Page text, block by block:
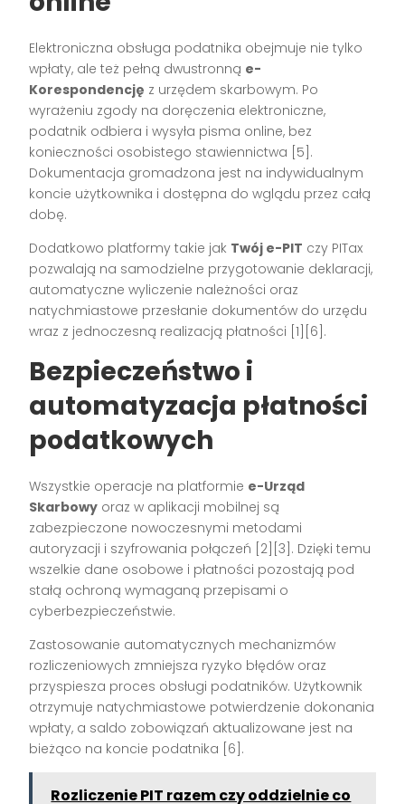
Elektroniczna obsługa podatnika obejmuje nie tylko
wpłaty, ale też pełną dwustronną e-
Korespondencję z urzędem skarbowym. Po
wyrażeniu zgody na doręczenia elektroniczne,
podatnik odbiera i wysyła pisma online, bez
konieczności osobistego stawiennictwa [5] .
Dokumentacja gromadzona jest na indywidualnym
koncie użytkownika i dostępna do wglądu przez całą
dobę.
Dodatkowo platformy takie jak Twój e-PIT czy PITax
pozwalają na samodzielne przygotowanie deklaracji,
automatyczne wyliczenie należności oraz
natychmiastowe przesłanie dokumentów do urzędu
wraz z jednoczesną realizacją płatności [1][6] .
Bezpieczeństwo i
automatyzacja płatności
podatkowych
Wszystkie operacje na platformie e-Urząd
Skarbowy oraz w aplikacji mobilnej są
zabezpieczone nowoczesnymi metodami
autoryzacji i szyfrowania połączeń [2][3] . Dzięki temu
wszelkie dane osobowe i płatności pozostają pod
stałą ochroną wymaganą przepisami o
cyberbezpieczeństwie.
Zastosowanie automatycznych mechanizmów
rozliczeniowych zmniejsza ryzyko błędów oraz
przyspiesza proces obsługi podatników. Użytkownik
otrzymuje natychmiastowe potwierdzenie dokonania
wpłaty, a saldo zobowiązań aktualizowane jest na
bieżąco na koncie podatnika [6] .
Rozliczenie PIT razem czy oddzielnie co